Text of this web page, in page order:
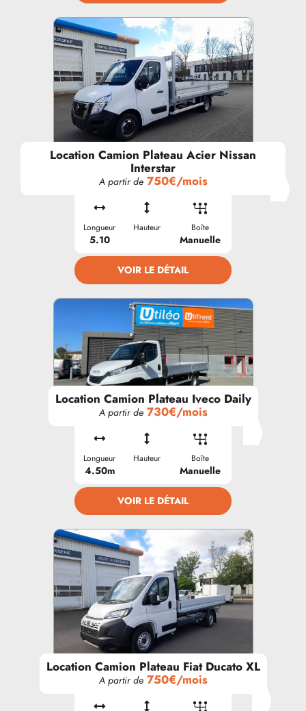
Location Camion Plateau Acier Nissan
Interstar
A partir de 750€/mois
Longueur
5.10
Hauteur Boîte
Manuelle
VOIR LE DÉTAIL
Location Camion Plateau Iveco Daily
A partir de 730€/mois
Longueur
4.50m
Hauteur Boîte
Manuelle
VOIR LE DÉTAIL
Location Camion Plateau Fiat Ducato XL
A partir de 750€/mois